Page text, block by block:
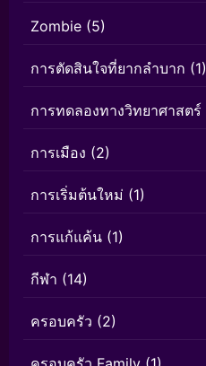
Zombie (5)
การตัดสินใจที่ยากลำบาก (1)
การทดลองทางวิทยาศาสตร์
การเมือง (2)
การเริ่มต้นใหม่ (1)
การแก้แค้น (1)
กีฬา (14)
ครอบครัว (2)